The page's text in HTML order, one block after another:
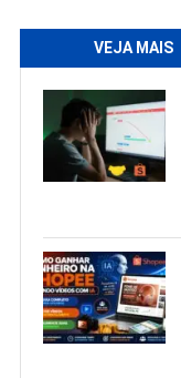
VEJA MAIS